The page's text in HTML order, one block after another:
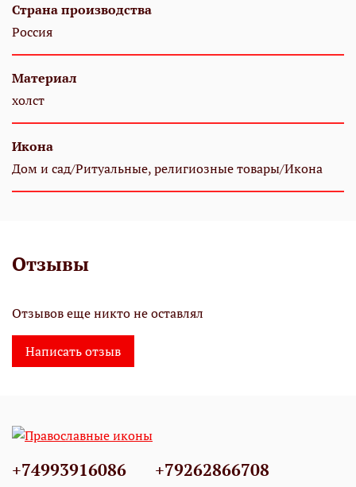
Страна производства
Россия
Материал
холст
Икона
Дом и сад/Ритуальные, религиозные товары/Икона
Отзывы
Отзывов еще никто не оставлял
Написать отзыв
+74993916086 +79262866708